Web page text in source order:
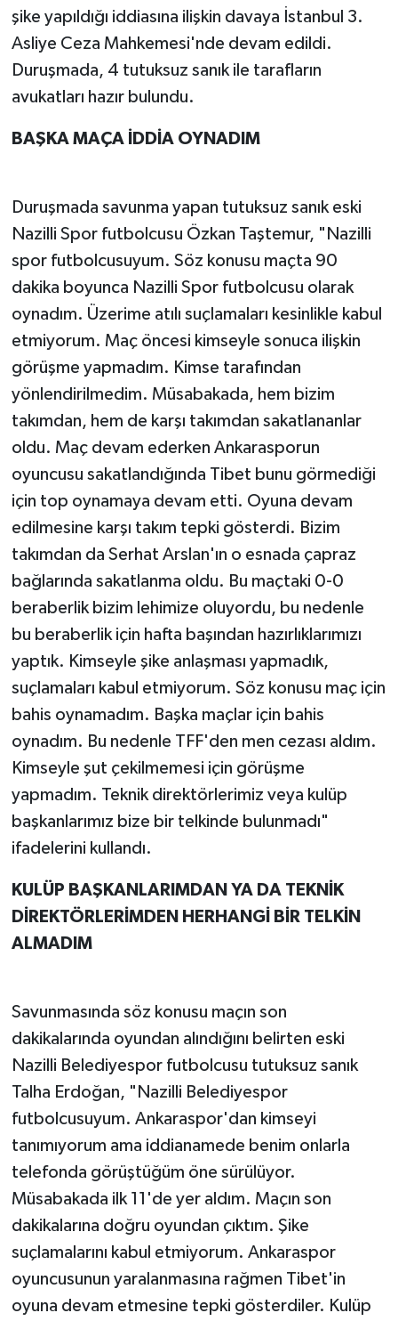
şike yapıldığı iddiasına ilişkin davaya İstanbul 3.
Asliye Ceza Mahkemesi'nde devam edildi.
Duruşmada, 4 tutuksuz sanık ile tarafların
avukatları hazır bulundu.
BAŞKA MAÇA İDDİA OYNADIM
Duruşmada savunma yapan tutuksuz sanık eski
Nazilli Spor futbolcusu Özkan Taştemur, "Nazilli
spor futbolcusuyum. Söz konusu maçta 90
dakika boyunca Nazilli Spor futbolcusu olarak
oynadım. Üzerime atılı suçlamaları kesinlikle kabul
etmiyorum. Maç öncesi kimseyle sonuca ilişkin
görüşme yapmadım. Kimse tarafından
yönlendirilmedim. Müsabakada, hem bizim
takımdan, hem de karşı takımdan sakatlananlar
oldu. Maç devam ederken Ankarasporun
oyuncusu sakatlandığında Tibet bunu görmediği
için top oynamaya devam etti. Oyuna devam
edilmesine karşı takım tepki gösterdi. Bizim
takımdan da Serhat Arslan'ın o esnada çapraz
bağlarında sakatlanma oldu. Bu maçtaki 0-0
beraberlik bizim lehimize oluyordu, bu nedenle
bu beraberlik için hafta başından hazırlıklarımızı
yaptık. Kimseyle şike anlaşması yapmadık,
suçlamaları kabul etmiyorum. Söz konusu maç için
bahis oynamadım. Başka maçlar için bahis
oynadım. Bu nedenle TFF'den men cezası aldım.
Kimseyle şut çekilmemesi için görüşme
yapmadım. Teknik direktörlerimiz veya kulüp
başkanlarımız bize bir telkinde bulunmadı"
ifadelerini kullandı.
KULÜP BAŞKANLARIMDAN YA DA TEKNİK
DİREKTÖRLERİMDEN HERHANGİ BİR TELKİN
ALMADIM
Savunmasında söz konusu maçın son
dakikalarında oyundan alındığını belirten eski
Nazilli Belediyespor futbolcusu tutuksuz sanık
Talha Erdoğan, "Nazilli Belediyespor
futbolcusuyum. Ankaraspor'dan kimseyi
tanımıyorum ama iddianamede benim onlarla
telefonda görüştüğüm öne sürülüyor.
Müsabakada ilk 11'de yer aldım. Maçın son
dakikalarına doğru oyundan çıktım. Şike
suçlamalarını kabul etmiyorum. Ankaraspor
oyuncusunun yaralanmasına rağmen Tibet'in
oyuna devam etmesine tepki gösterdiler. Kulüp